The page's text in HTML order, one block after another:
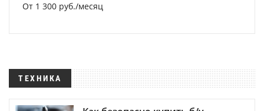
От 1 300 руб./месяц
ТЕХНИКА